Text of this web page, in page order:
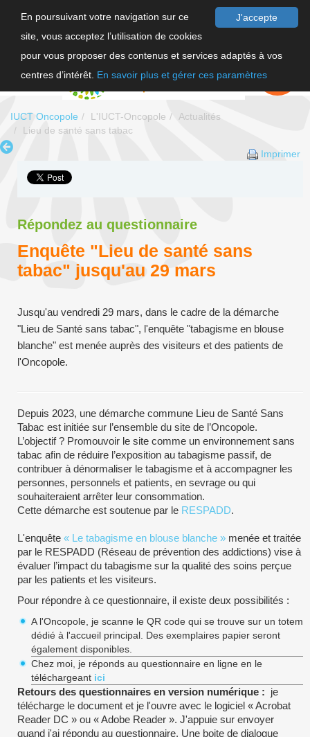
J'accepte
En poursuivant votre navigation sur ce
site, vous acceptez l’utilisation de cookies
pour vous proposer des contenus et services adaptés à vos
centres d’intérêt. En savoir plus et gérer ces paramètres
FAIRE UN
DON
IUCT Oncopole L'IUCT-Oncopole
Actualités
Lieu de santé sans tabac
Imprimer
Répondez au questionnaire
Enquête "Lieu de santé sans
tabac" jusqu'au 29 mars
Jusqu'au vendredi 29 mars, dans le cadre de la démarche
"Lieu de Santé sans tabac", l'enquête "tabagisme en blouse
blanche" est menée auprès des visiteurs et des patients de
l'Oncopole.
Depuis 2023, une démarche commune Lieu de Santé Sans
Tabac est initiée sur l’ensemble du site de l’Oncopole.
L’objectif ? Promouvoir le site comme un environnement sans
tabac afin de réduire l’exposition au tabagisme passif, de
contribuer à dénormaliser le tabagisme et à accompagner les
personnes, personnels et patients, en sevrage ou qui
souhaiteraient arrêter leur consommation.
Cette démarche est soutenue par le RESPADD.
L'enquête « Le tabagisme en blouse blanche » menée et traitée
par le RESPADD (Réseau de prévention des addictions) vise à
évaluer l’impact du tabagisme sur la qualité des soins perçue
par les patients et les visiteurs.
Pour répondre à ce questionnaire, il existe deux possibilités :
A l'Oncopole, je scanne le QR code qui se trouve sur un totem
dédié à l'accueil principal. Des exemplaires papier seront
également disponibles.
Chez moi, je réponds au questionnaire en ligne en le
téléchargeant ici
Retours des questionnaires en version numérique : je
télécharge le document et je l'ouvre avec le logiciel « Acrobat
Reader DC » ou « Adobe Reader ». J'appuie sur envoyer
quand j'ai répondu au questionnaire. Une boite de dialogue